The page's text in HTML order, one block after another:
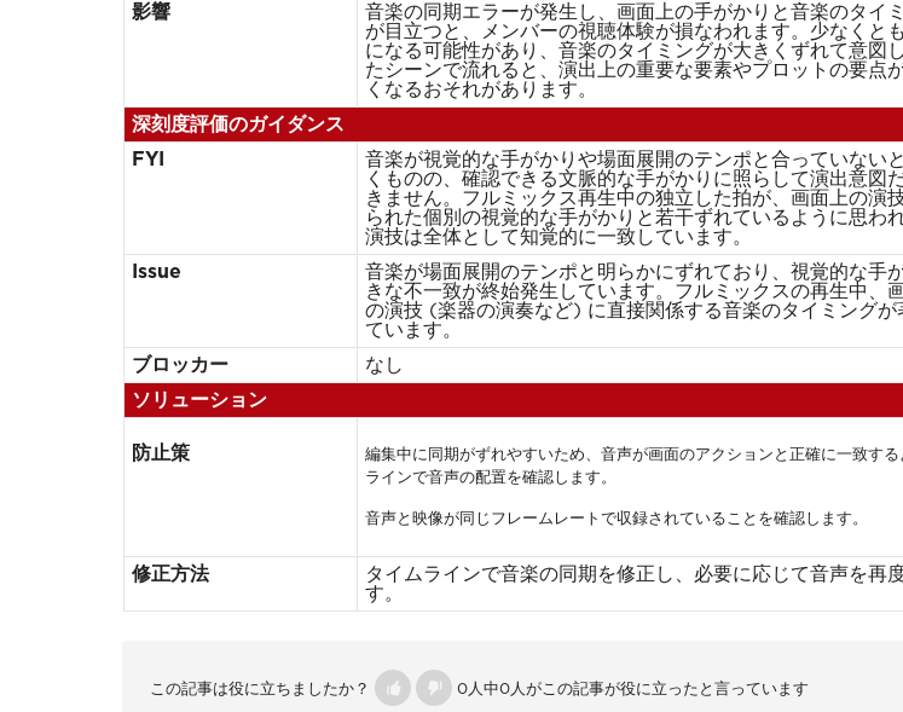
影響
音楽の同期エラーが発生し、画面上の手がかりと音楽のタイ
が目立つと、メンバーの視聴体験が損なわれます。少なくと
になる可能性があり、音楽のタイミングが大きくずれて意図
たシーンで流れると、演出上の重要な要素やプロットの要点
くなるおそれがあります。
深刻度評価のガイダンス
FYI
音楽が視覚的な手がかりや場面展開のテンポと合っていない
くものの、確認できる文脈的な手がかりに照らして演出意図
きません。フルミックス再生中の独立した拍が、画面上の演
られた個別の視覚的な手がかりと若干ずれているように思わ
演技は全体として知覚的に一致しています。
Issue
音楽が場面展開のテンポと明らかにずれており、視覚的な手
きな不一致が終始発生しています。フルミックスの再生中、
の演技 (楽器の演奏など) に直接関係する音楽のタイミングが
ています。
ブロッカー
なし
ソリューション
防止策
編集中に同期がずれやすいため、音声が画面のアクションと正確に一致す
ラインで音声の配置を確認します。
音声と映像が同じフレームレートで収録されていることを確認します。
修正方法
タイムラインで音楽の同期を修正し、必要に応じて音声を再
す。
この記事は役に立ちましたか？ 0人中0人がこの記事が役に立ったと言っています